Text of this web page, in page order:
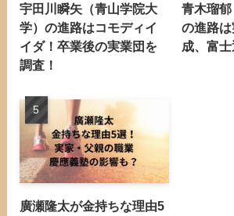
宇田川瞬矢（青山学院大
学）の進路はコモディイ
イダ！卒業後の実業団を
調査！
青木瑠郁
の進路
成、富
廣瀬隆太が金持ちな理由5